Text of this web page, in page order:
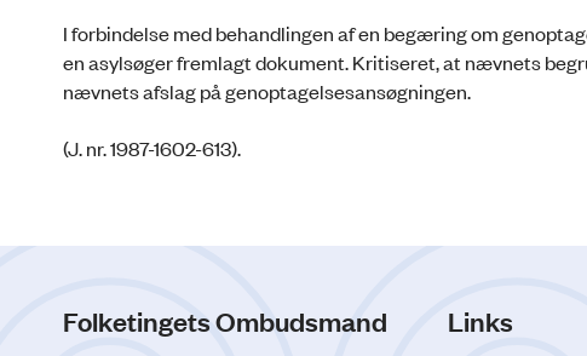
I forbindelse med behandlingen af en begæring om
en asylsøger fremlagt dokument. Kritiseret, at nævnets
nævnets afslag på genoptagelsesansøgningen.
(J. nr. 1987-1602-613).
Folketingets Ombudsmand Links